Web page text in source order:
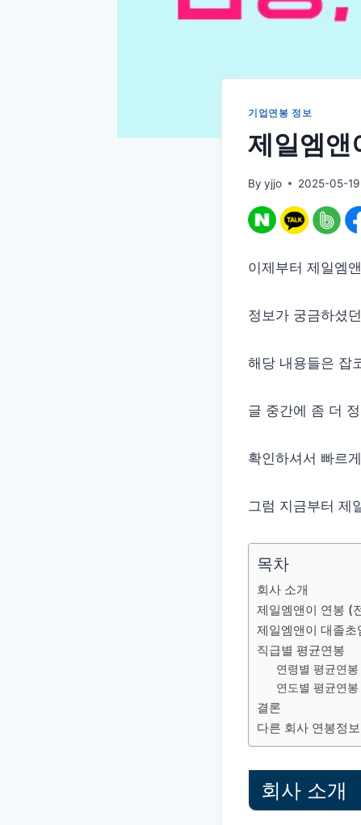
기업연봉 정보
제일엠앤
By yjjo 2025-05-19
이제부터 제일엠
정보가 궁금하셨
해당 내용들은 잡
글 중간에 좀 더
확인하셔서 빠르
그럼 지금부터 제
목차
회사 소개
제일엠앤이 연봉 (
제일엠앤이 대졸초
직급별 평균연봉
연령별 평균연봉
연도별 평균연봉
결론
다른 회사 연봉정
회사 소개